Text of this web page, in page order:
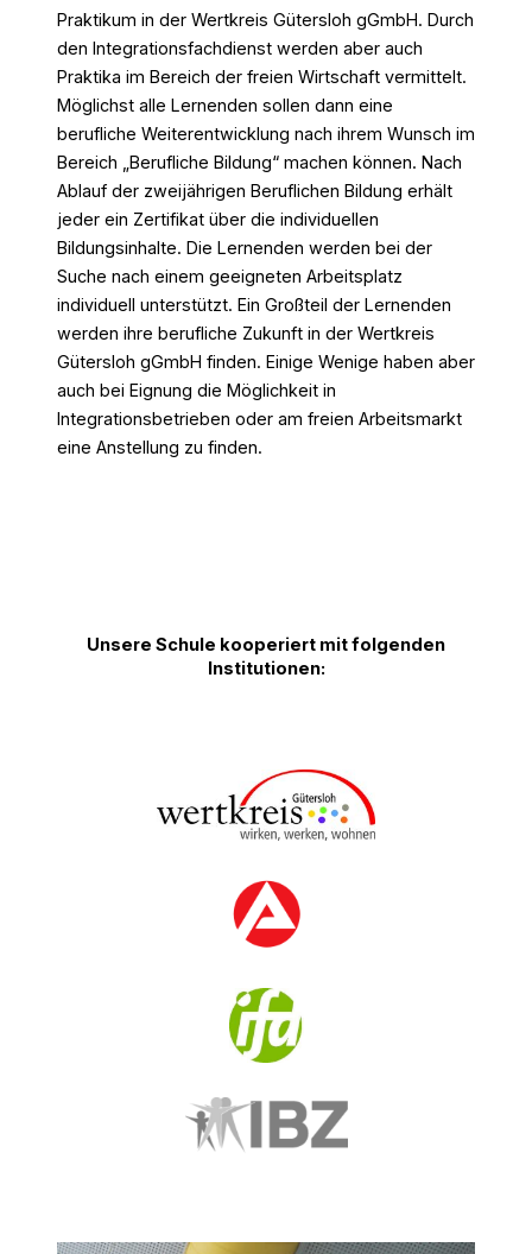
Praktikum in der Wertkreis Gütersloh gGmbH. Durch
den Integrationsfachdienst werden aber auch
Praktika im Bereich der freien Wirtschaft vermittelt.
Möglichst alle Lernenden sollen dann eine
berufliche Weiterentwicklung nach ihrem Wunsch im
Bereich „Berufliche Bildung“ machen können. Nach
Ablauf der zweijährigen Beruflichen Bildung erhält
jeder ein Zertifikat über die individuellen
Bildungsinhalte. Die Lernenden werden bei der
Suche nach einem geeigneten Arbeitsplatz
individuell unterstützt. Ein Großteil der Lernenden
werden ihre berufliche Zukunft in der Wertkreis
Gütersloh gGmbH finden. Einige Wenige haben aber
auch bei Eignung die Möglichkeit in
Integrationsbetrieben oder am freien Arbeitsmarkt
eine Anstellung zu finden.
Unsere Schule kooperiert mit folgenden
Institutionen: